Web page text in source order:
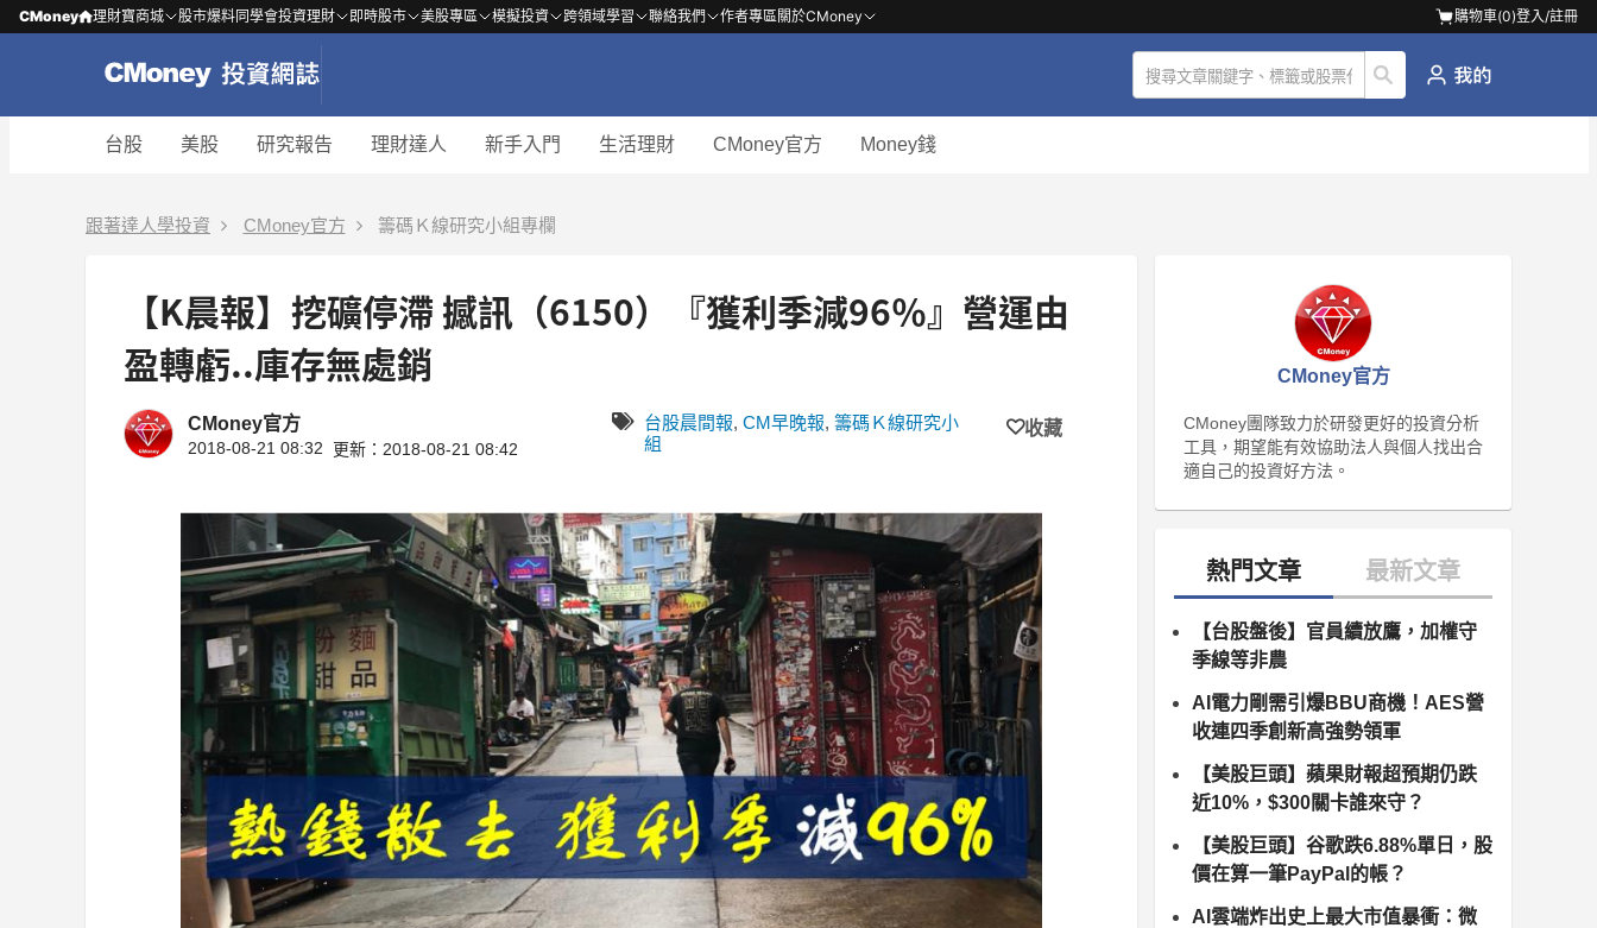
CMoney 理財寶商城 股市爆料同學會投資理財 即時股市 美股專區 模擬投資 跨領域學習 聯絡我們 作者專區關於CMoney 購物車(0)登入/註冊
台股 美股 研究報告 理財達人 新手入門 生活理財 CMoney官方 Money錢
跟著達人學投資 CMoney官方 籌碼Ｋ線研究小組專欄
【K晨報】挖礦停滯 撼訊（6150）『獲利季減96％』營運由
盈轉虧..庫存無處銷
CMoney官方
2018-08-21 08:32 更新：2018-08-21 08:42
台股晨間報, CM早晚報, 籌碼Ｋ線研究小
組
收藏
CMoney官方
CMoney團隊致力於研發更好的投資分析
工具，期望能有效協助法人與個人找出合
適自己的投資好方法。
【台股盤後】官員續放鷹，加權守
季線等非農
AI電力剛需引爆BBU商機！AES營
收連四季創新高強勢領軍
【美股巨頭】蘋果財報超預期仍跌
近10%，$300關卡誰來守？
【美股巨頭】谷歌跌6.88%單日，股
價在算一筆PayPal的帳？
AI雲端炸出史上最大市值暴衝：微